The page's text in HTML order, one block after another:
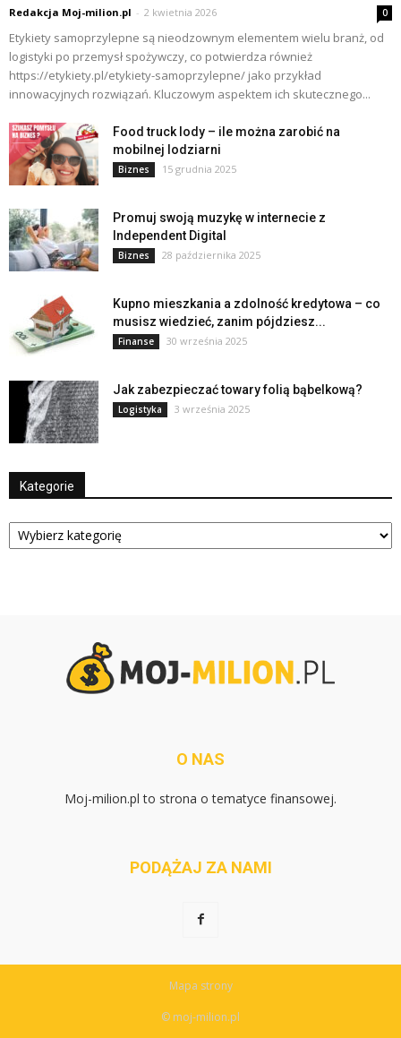
Redakcja Moj-milion.pl - 2 kwietnia 2026 0
Etykiety samoprzylepne są nieodzownym elementem wielu branż, od
logistyki po przemysł spożywczy, co potwierdza również
https://etykiety.pl/etykiety-samoprzylepne/ jako przykład
innowacyjnych rozwiązań. Kluczowym aspektem ich skutecznego...
Food truck lody – ile można zarobić na
mobilnej lodziarni
Biznes 15 grudnia 2025
Promuj swoją muzykę w internecie z
Independent Digital
Biznes 28 października 2025
Kupno mieszkania a zdolność kredytowa – co
musisz wiedzieć, zanim pójdziesz...
Finanse 30 września 2025
Jak zabezpieczać towary folią bąbelkową?
Logistyka 3 września 2025
Kategorie
Kategorie
O NAS
Moj-milion.pl to strona o tematyce finansowej.
PODĄŻAJ ZA NAMI
Mapa strony
© moj-milion.pl